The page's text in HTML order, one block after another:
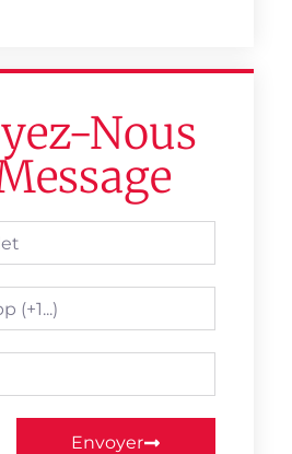
Nous
Envoyer